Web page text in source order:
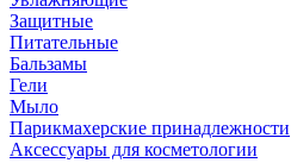
Защитные
Питательные
Бальзамы
Гели
Мыло
Парикмахерские принадлежности
Аксессуары для косметологии